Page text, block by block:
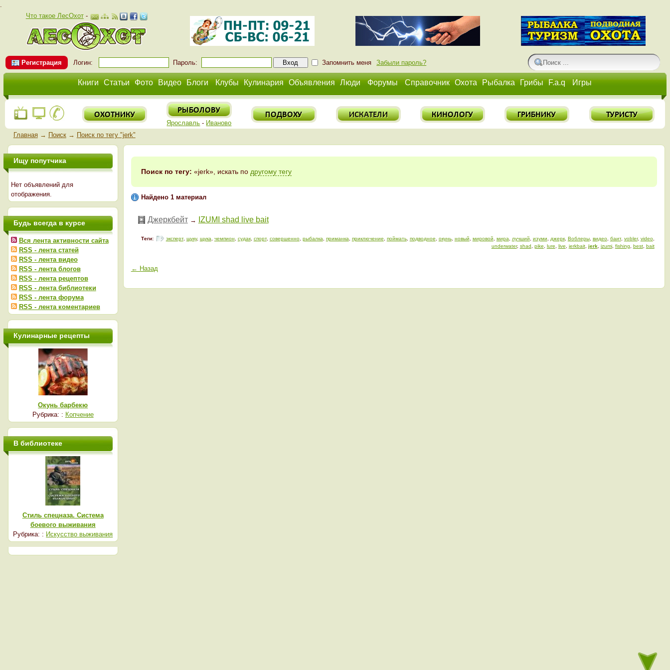
.
Что такое ЛесОхот-
Регистрация Логин: Пароль: Запомнить меня Забыли пароль?
Книги Статьи Фото Видео Блоги Клубы Кулинария Объявления Люди Форумы Справочник Охота Рыбалка Грибы F.a.q Игры
Ярославль - Иваново
Главная→ Поиск→ Поиск по тегу "jerk"
Поиск по тегу: «jerk», искать по другому тегу
Найдено 1 материал
Джеркбейт→ IZUMI shad live bait
Теги: эксперт, щуку, щука чемпион судак, спорт, совершенно, рыбалка приманка приключение поймать, подводное окунь, новый мировой мира лучший изуми джерк, Воблеры, видео, баит, vobler, video,
underwater, shad pike lure live jerkbait, jerk, izumi, fishing best, bait
← Назад
Ищу попутчика
Нет объявлений для
отображения.
Будь всегда в курсе
Вся лента активности сайта
RSS - лента статей
RSS - лента видео
RSS - лента блогов
RSS - лента рецептов
RSS - лента библиотеки
RSS - лента форума
RSS - лента коментариев
Кулинарные рецепты
Окунь барбекю
Рубрика: : Копчение
В библиотеке
Стиль спецназа. Система
боевого выживания
Рубрика: : Искусство выживания